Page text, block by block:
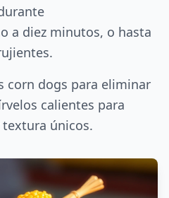
a diez minutos, o hasta
corn dogs para eliminar
calientes para
únicos.